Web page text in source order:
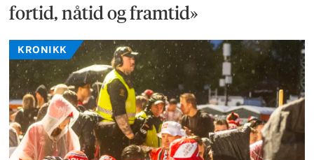
fortid, nåtid og framtid»
KRONIKK